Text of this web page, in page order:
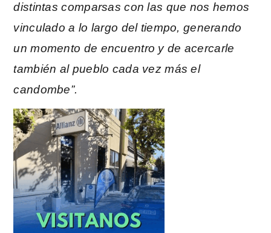
distintas comparsas con las que nos hemos
vinculado a lo largo del tiempo, generando
un momento de encuentro y de acercarle
también al pueblo cada vez más el
candombe”.